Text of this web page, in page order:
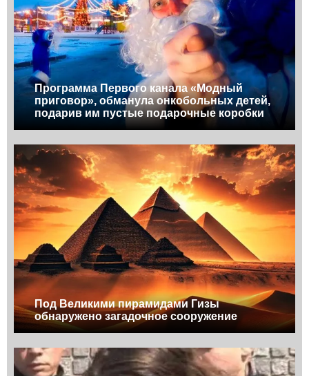
Программа Первого канала «Модный
приговор», обманула онкобольных детей,
подарив им пустые подарочные коробки
Под Великими пирамидами Гизы
обнаружено загадочное сооружение